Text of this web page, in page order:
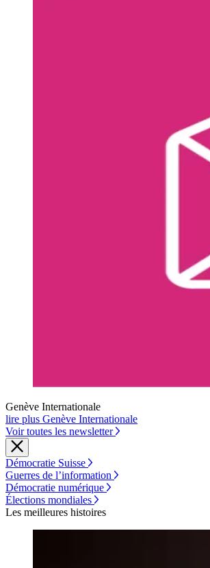
Genève Internationale
lire plus Genève Internationale
Voir toutes les newsletter
Démocratie Suisse
Guerres de l’information
Démocratie numérique
Élections mondiales
Les meilleures histoires